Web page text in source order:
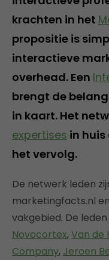
krachten in het
propositie is
interactieve
overhead. Een
brengt de
in kaart. Het
expertises in
het vervolg.
De netwerk leden
marketingfacts.nl
vakgebied. De
Novocortex,Van de
Company, Jeroen